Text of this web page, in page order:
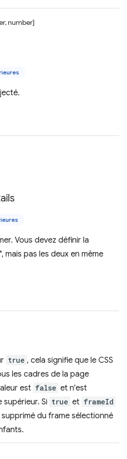
number]
Vous devez définir la
mais pas les deux en même
true , cela signifie que le CSS
les cadres de la page
est false et n'est
Si true et frameId
du frame sélectionné